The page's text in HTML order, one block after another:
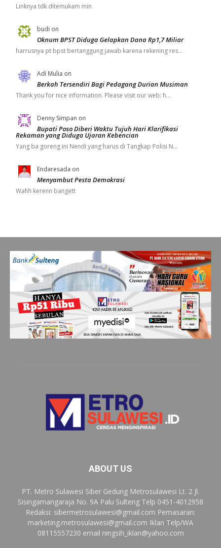
Linknya tdk ditemukam min
budi on
Oknum BPST Diduga Gelapkan Dana Rp1,7 Miliar
harrusnya pt bpst bertanggung jawab karena rekening res…
Adi Mulia on
Berkah Tersendiri Bagi Pedagang Durian Musiman
Thank you for nice information. Please visit our web: h…
Denny Simpan on
Bupati Poso Diberi Waktu Tujuh Hari Klarifikasi
Rekaman yang Diduga Ujaran Kebencian
Yang ba goreng ini Nendi yang harus di Tangkap Polisi N…
Endaresada on
Menyambut Pesta Demokrasi
Wahh kerenn bangett
ABOUT US
PT. Metro Sulawesi Siber Gedung Metrosulawesi Lt. 2 Jl.
Sisingamangaraja No. 9A Palu Sulteng Telp 0451-4012958
Redaksi: sibermetrosulawesi@gmail.com Pemasaran:
marketing.metrosulawesi@gmail.com Iklan Telp/WA
08115557230 email ningsih_iklan@yahoo.com